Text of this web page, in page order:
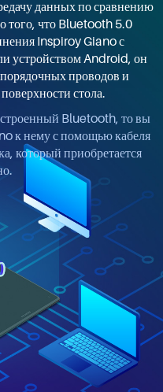
данных по сравнению
того, что Bluetooth 5.0
Inspiroy Giano с
устройством Android, он
проводов и
стола.
Bluetooth, то вы
к нему с помощью кабеля
который приобретается